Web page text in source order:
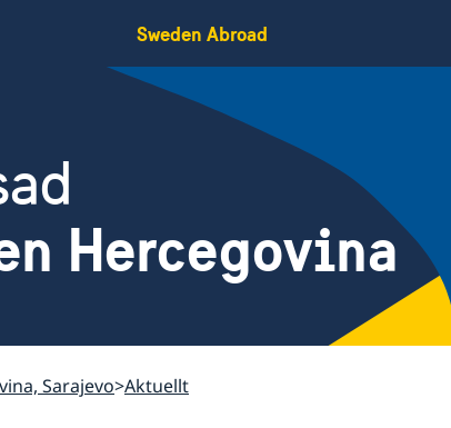
Sweden Abroad
Hercegovina
Sarajevo Aktuellt